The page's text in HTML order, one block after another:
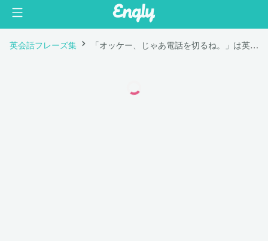
英会話フレーズ集 「オッケー、じゃあ電話を切るね。」は英語で "OK, I'll hang up now."